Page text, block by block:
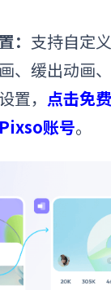
： 支持自定
、缓出动画
置， 点击免
账号。